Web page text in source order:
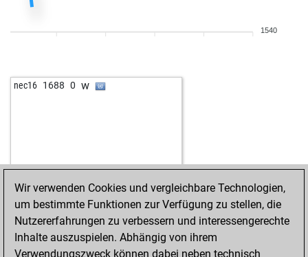
1540
nec16 1688 0 w
Wir verwenden Cookies und vergleichbare Technologien,
um bestimmte Funktionen zur Verfügung zu stellen, die
Nutzererfahrungen zu verbessern und interessengerechte
Inhalte auszuspielen. Abhängig von ihrem
Verwendungszweck können dabei neben technisch